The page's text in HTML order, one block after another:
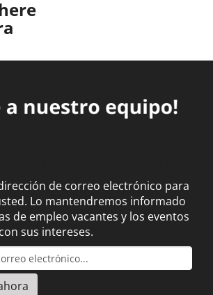
de correo electrónico para
Lo mantendremos informado
de empleo vacantes y los eventos
sus intereses.